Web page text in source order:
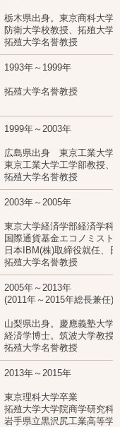
栃木県出身。東京商科大学
防衛大学校教授、拓殖大学
拓殖大学名誉教授
1993年～1999年
拓殖大学名誉教授
1999年～2003年
広島県出身 東京工業大学
東京工業大学工学部教授
拓殖大学名誉教授
2003年～2005年
東京大学経済学部経済学科
国際通貨基金エコノミスト
日本IBM(株)取締役就任、
拓殖大学名誉教授
2005年～2013年
(2011年～2015年総長兼任)
山梨県出身。慶應義塾大学
経済学博士。筑波大学教授
拓殖大学名誉教授
2013年～2015年
東京理科大学卒業
拓殖大学大学院商学研究
岩手県立黒沢尻工業高等学